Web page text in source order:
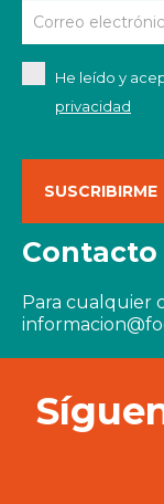
He leído y
privacidad
Contacto
Para cualquier